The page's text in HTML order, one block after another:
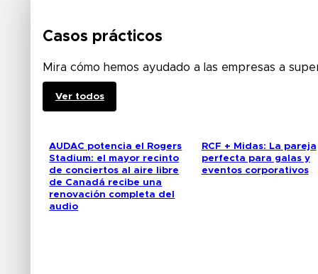
Casos prácticos
Mira cómo hemos ayudado a las empresas a
Ver todos
AUDAC potencia el Rogers
Stadium: el mayor recinto
de conciertos al aire libre
de Canadá recibe una
renovación completa del
audio
RCF + Midas: La pareja
perfecta para galas y
eventos corporativos